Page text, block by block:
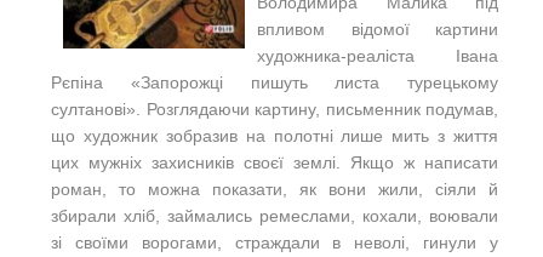
впливом відомої картини
художника-реаліста Івана
Рєпіна «Запорожці пишуть листа турецькому
султанові». Розглядаючи картину, письменник подумав,
що художник зобразив на полотні лише мить з життя
цих мужніх захисників своєї землі. Якщо ж написати
роман, то можна показати, як вони жили, сіяли й
збирали хліб, займались ремеслами, кохали, воювали
зі своїми ворогами, страждали в неволі, гинули у